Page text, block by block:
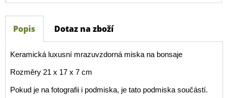
Popis Dotaz na zboží
Keramická luxusní mrazuvzdorná miska na bonsaje
Rozměry 21 x 17 x 7 cm
Pokud je na fotografii i podmiska, je tato podmiska součástí.